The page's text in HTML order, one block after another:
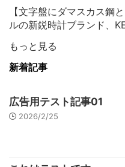
【文字盤にダマスカス鋼
ルの新鋭時計ブランド、
もっと見る
新着記事
広告用テスト記事01
2026/2/25